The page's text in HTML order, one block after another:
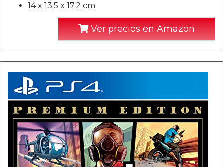
14 x 13.5 x 17.2 cm
Ver precios en Amazon